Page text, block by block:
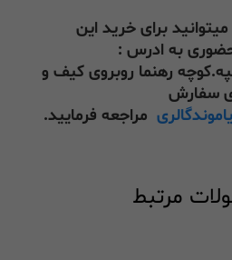
برای خرید این
به ادرس :
رهنما روبروی کیف و
سفارش
مراجعه فرمایید.
مرتبط